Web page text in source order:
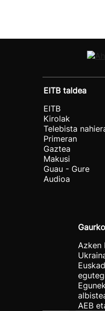
EITB taldea
EITB
Kirolak
Telebista
Primeran
Gaztea
Makusi
Guau - Gure
Audioa
Azken
AEB